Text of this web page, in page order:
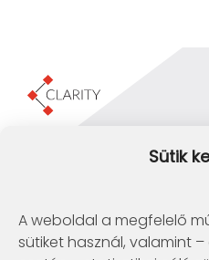
Sütik
A weboldal a megfelelő
sütiket használ, valamint
Clarity
1145
Telconex